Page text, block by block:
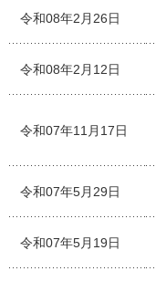
令和08年2月26日
令和08年2月12日
令和07年11月17日
令和07年5月29日
令和07年5月19日